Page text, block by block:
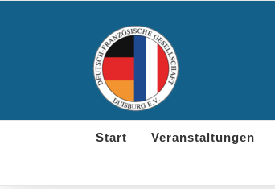
Start Veranstaltungen